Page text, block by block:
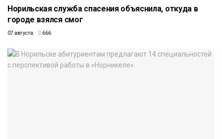
Норильская служба спасения объяснила, откуда в
городе взялся смог
07 августа 666